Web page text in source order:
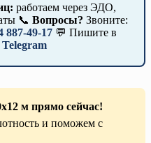
работаем через ЭДО,
📞 Вопросы? Звоните:
887-49-17💬 Пишите в
Telegram
м прямо сейчас!
и поможем с